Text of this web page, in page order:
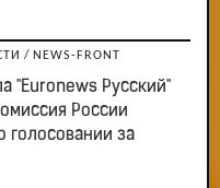
/ NEWS-FRONT
"Euronews Русский"
России
голосовании за